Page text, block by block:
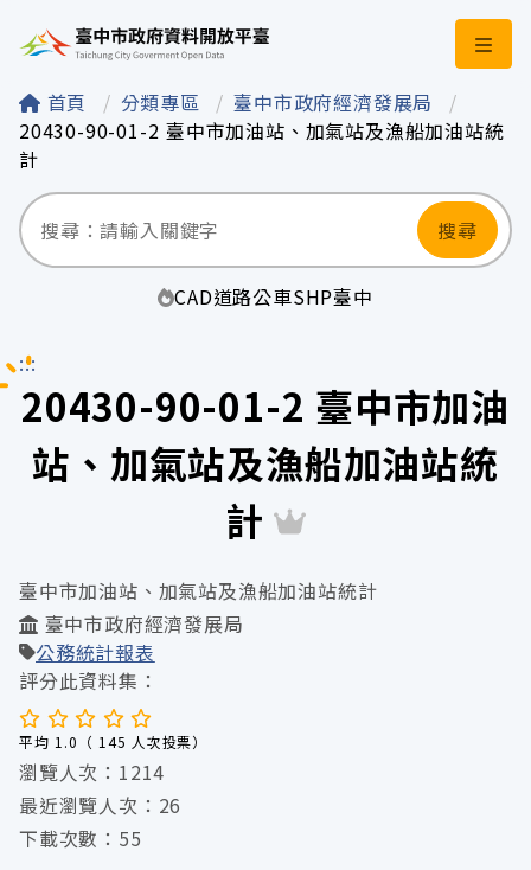
臺中市政府資料開
首頁 分類專區
臺中市政府經濟發展局
20430-90-01-2 臺中市加油站、加氣站及漁船加油站統
計
搜尋
CAD道路公車SHP臺中
:::
20430-90-01-2 臺中市加油
站、加氣站及漁船加油站統
計
臺中市加油站、加氣站及漁船加油站統計
臺中市政府經濟發展局
公務統計報表
評分此資料集：
平均 1.0（ 145 人次投票）
瀏覽人次：1214
最近瀏覽人次：26
下載次數：55